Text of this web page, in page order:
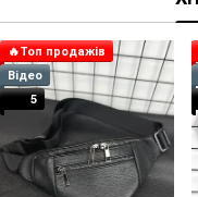
🔥Топ продажів
Відео
5